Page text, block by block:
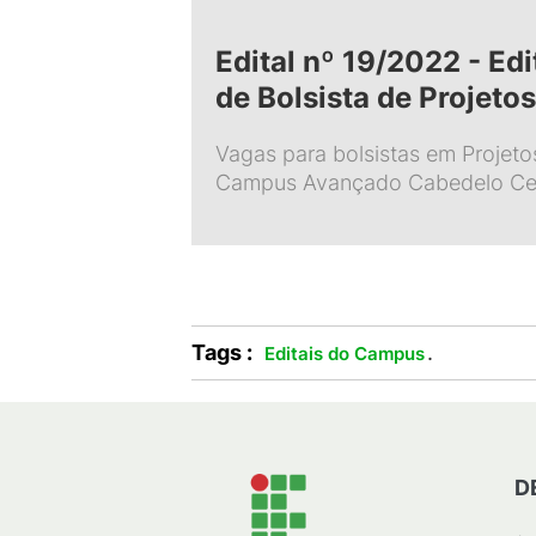
Edital nº 19/2022 -
de Bolsista de
Vagas para bolsistas em
Campus Avançado Cabedelo
Tags : Editais do Campus.